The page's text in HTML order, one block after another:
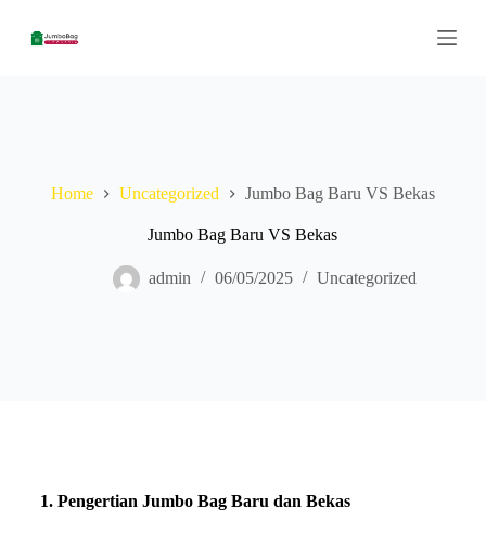
Home Uncategorized Jumbo Bag Baru VS Bekas
Jumbo Bag Baru VS Bekas
admin 06/05/2025 Uncategorized
1. Pengertian Jumbo Bag Baru dan Bekas